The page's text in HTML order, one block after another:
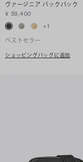
ヴァージニア バックパック
¥ 59,400
+1
ベストセラー
ショッピングバッグに追加